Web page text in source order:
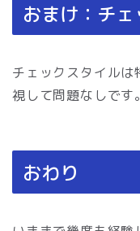
おまけ：チ
チェックスタイル
視して問題なしです。
おわり